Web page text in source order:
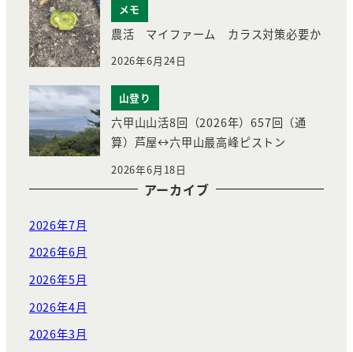
メモ
農活 マイファーム カラス対策必要か
2026年6月24日
山登り
六甲山山活8回（2026年）657回（通
算）芦屋↔︎六甲山最高峰ピストン
2026年6月18日
アーカイブ
2026年7月
2026年6月
2026年5月
2026年4月
2026年3月